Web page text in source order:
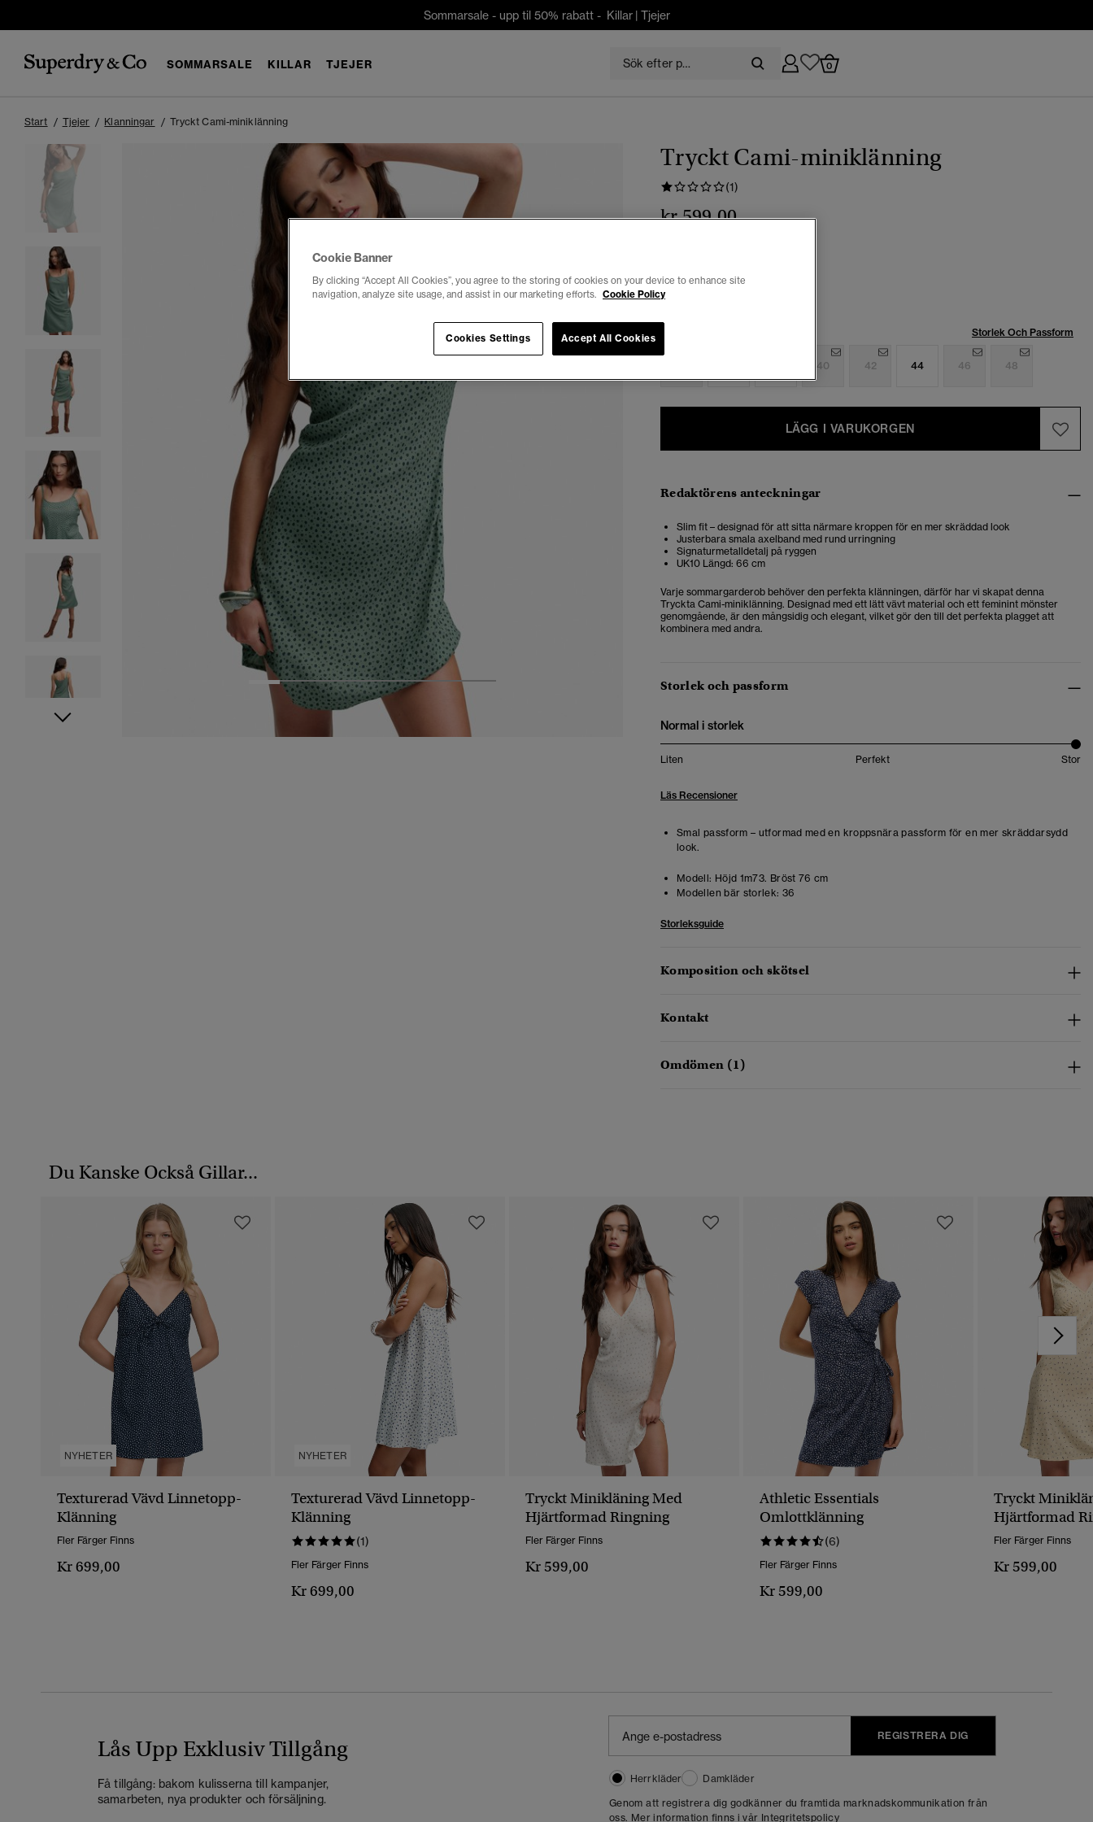
Sommarsale - upp til 50% rabatt - Killar| Tjejer
SOMMARSALE KILLAR TJEJER 0
Start Tjejer Klanningar Tryckt Cami-miniklänning
2 3 4 5 6
Tryckt Cami-miniklänning
(1)
kr 599,00
Storlek Och Passform
40 42 44 46 48
LÄGG I VARUKORGEN
Redaktörens anteckningar
Slim fit – designad för att sitta närmare kroppen för en mer skräddad look
Justerbara smala axelband med rund urringning
Signaturmetalldetalj på ryggen
UK10 Längd: 66 cm
Varje sommargarderob behöver den perfekta klänningen, därför har vi skapat denna
Tryckta Cami-miniklänning. Designad med ett lätt vävt material och ett feminint mönster
genomgående, är den mångsidig och elegant, vilket gör den till det perfekta plagget att
kombinera med andra.
Storlek och passform
Normal i storlek
Liten Perfekt Stor
Läs Recensioner
Smal passform – utformad med en kroppsnära passform för en mer skräddarsydd
look.
Modell: Höjd 1m73. Bröst 76 cm
Modellen bär storlek: 36
Storleksguide
Komposition och skötsel
Kontakt
Omdömen (1)
Du Kanske Också Gillar...
NYHETER
Texturerad Vävd Linnetopp-
Klänning
Fler Färger Finns
Kr 699,00
NYHETER
Texturerad Vävd Linnetopp-
Klänning
(1)
Fler Färger Finns
Kr 699,00
Tryckt Minikläning Med
Hjärtformad Ringning
Fler Färger Finns
Kr 599,00
Athletic Essentials
Omlottklänning
(6)
Fler Färger Finns
Kr 599,00
Tryckt
Hjärtformad
Fler Färger Finns
Kr 599,00
Lås Upp Exklusiv Tillgång
Få tillgång: bakom kulisserna till kampanjer,
samarbeten, nya produkter och försäljning.
REGISTRERA DIG
Herrkläder
Damkläder
Genom att registrera dig godkänner du framtida marknadskommunikation från
oss. Mer information finns i vår Integritetspolicy
Cookie Banner
By clicking “Accept All Cookies”, you agree to the storing of cookies on your device to enhance site
navigation, analyze site usage, and assist in our marketing efforts. Cookie Policy
Accept All Cookies
Cookies Settings